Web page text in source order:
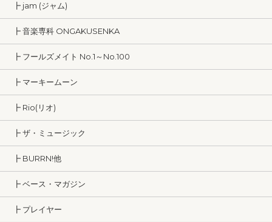
┣ jam (ジャム)
┣ 音楽専科 ONGAKUSENKA
┣ フールズメイト No.1～No.100
┣ マーキームーン
┣ Rio(リオ)
┣ ザ・ミュージック
┣ BURRN!他
┣ ベース・マガジン
┣ プレイヤー